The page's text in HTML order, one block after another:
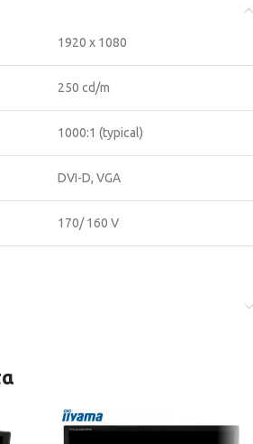
1920 x 1080
250 cd/m
1000:1 (typical)
DVI-D, VGA
170/ 160 V